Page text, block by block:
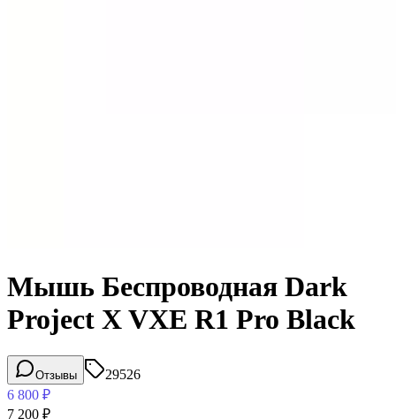
Мышь Беспроводная Dark
Project X VXE R1 Pro Black
Отзывы
29526
6 800 ₽
7 200 ₽